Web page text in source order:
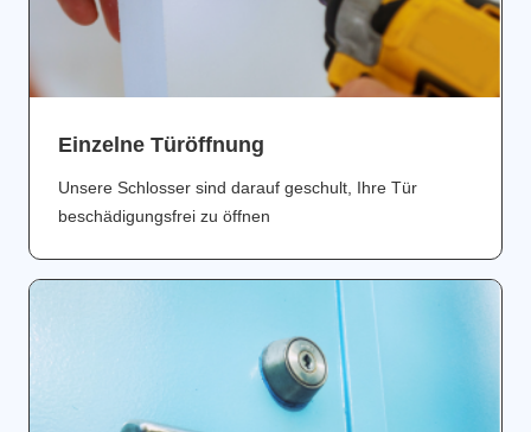
Einzelne Türöffnung
Unsere Schlosser sind darauf geschult, Ihre Tür
beschädigungsfrei zu öffnen